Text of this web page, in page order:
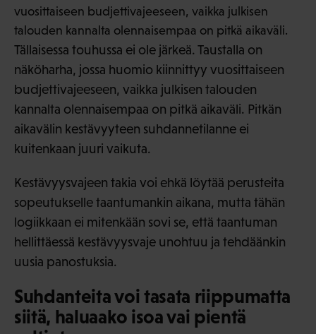
vuosittaiseen budjettivajeeseen, vaikka julkisen
talouden kannalta olennaisempaa on pitkä aikaväli.
Tällaisessa touhussa ei ole järkeä. Taustalla on
näköharha, jossa huomio kiinnittyy vuosittaiseen
budjettivajeeseen, vaikka julkisen talouden
kannalta olennaisempaa on pitkä aikaväli. Pitkän
aikavälin kestävyyteen suhdannetilanne ei
kuitenkaan juuri vaikuta.
Kestävyysvajeen takia voi ehkä löytää perusteita
sopeutukselle taantumankin aikana, mutta tähän
logiikkaan ei mitenkään sovi se, että taantuman
hellittäessä kestävyysvaje unohtuu ja tehdäänkin
uusia panostuksia.
Suhdanteita voi tasata riippumatta
siitä, haluaako isoa vai pientä